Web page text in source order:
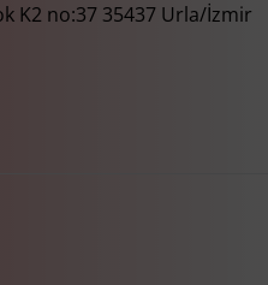
K2 no:37 35437 Urla/İzmir